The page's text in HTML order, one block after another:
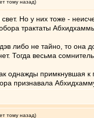
тому назад)
Но у них тоже -
трактаты
либо не тайно, то
Тогда весьма
однажды примкнувшая
признавала
тому назад)